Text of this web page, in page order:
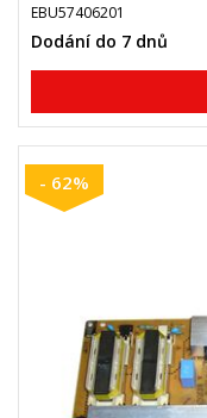
EBU57406201
Dodání do 7 dnů
- 62%